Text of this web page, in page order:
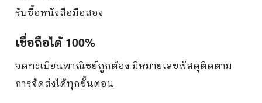
รับซื้อหนังสือมือสอง
เชื่อถือได้ 100%
จดทะเบียนพาณิชย์ถูกต้อง มีหมายเลขพัสดุติดตาม
การจัดส่งได้ทุกขั้นตอน